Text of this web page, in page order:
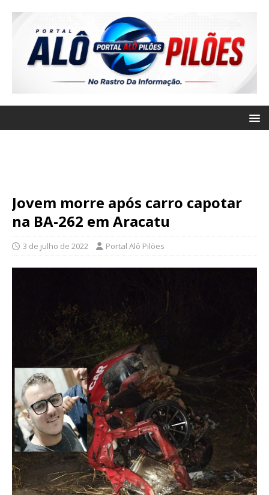
Jovem morre após carro capotar
na BA-262 em Aracatu
3 de julho de 2022 Portal Alô Pilões